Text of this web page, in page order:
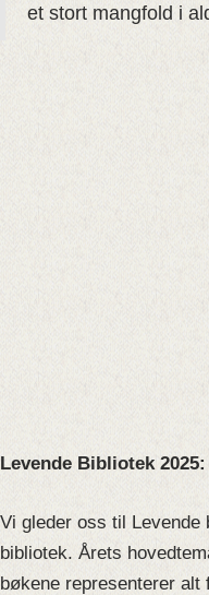
et stort mangfold i
Levende Bibliotek 2025:
Vi gleder oss til Levende
bibliotek. Årets
bøkene representerer